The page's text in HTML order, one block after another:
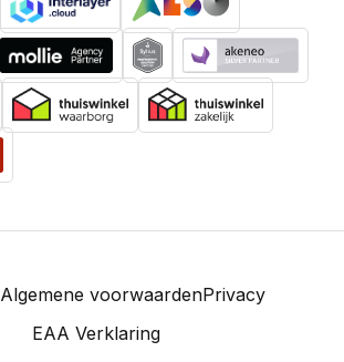
Algemene voorwaardenPrivacy
EAA Verklaring